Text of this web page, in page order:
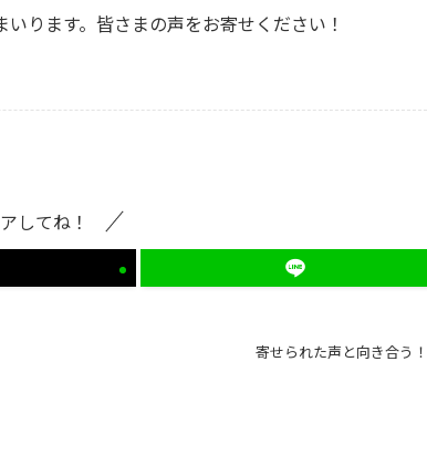
ります。皆さまの声をお寄せください！
してね！
寄せられた声と向き合う！